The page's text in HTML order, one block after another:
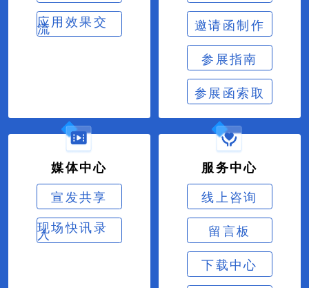
应用效果交
流
邀请函制作
参展指南
参展函索取
媒体中心
宣发共享
现场快讯录
入
服务中心
线上咨询
留言板
下载中心